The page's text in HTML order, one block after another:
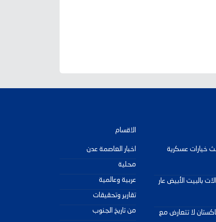
خيارات عسكرية
بالبيت الأبيض عار
لا تتعارض مع
الاقسام
اخبار العاصمة عدن
محلية
عربية وعالمية
تقارير وتحقيقات
من تاريخ الجنوب